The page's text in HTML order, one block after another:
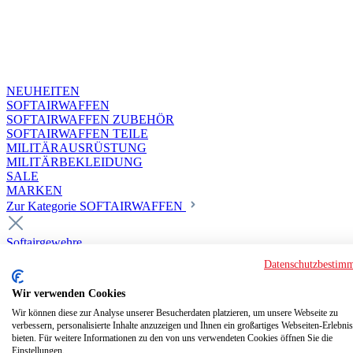
NEUHEITEN
SOFTAIRWAFFEN
SOFTAIRWAFFEN ZUBEHÖR
SOFTAIRWAFFEN TEILE
MILITÄRAUSRÜSTUNG
MILITÄRBEKLEIDUNG
SALE
MARKEN
Zur Kategorie SOFTAIRWAFFEN
Softairgewehre
Deluxe Custom Guns ab 18
Softair elektrisch ab 18
Softair elektrisch ab 14
Softair gasbetrieben ab 18
Softair HPA Luftdruck ab 18
Historische Softairwaffen
Wir verwenden Cookies
Wir können diese zur Analyse unserer Besucherdaten platzieren, um unsere Webseite zu
verbessern, personalisierte Inhalte anzuzeigen und Ihnen ein großartiges Webseiten-
bieten. Für weitere Informationen zu den von uns verwendeten Cookies öffnen Sie die
Einstellungen.